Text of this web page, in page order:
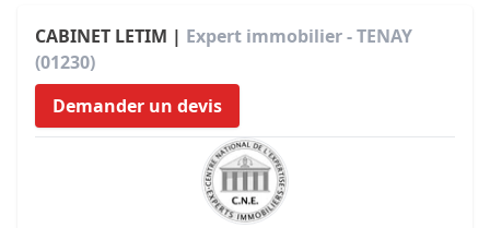
CABINET LETIM | Expert immobilier - TENAY
(01230)
Demander un devis